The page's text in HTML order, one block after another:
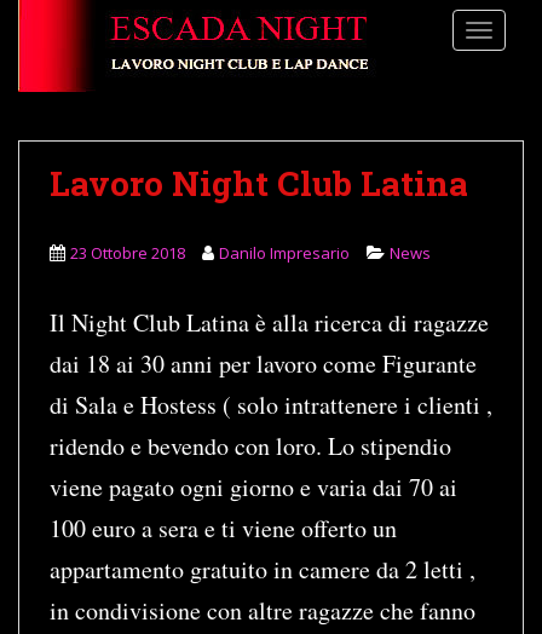
Lavoro Night Club Latina
23 Ottobre 2018 Danilo Impresario News
Il Night Club Latina è alla ricerca di ragazze
dai 18 ai 30 anni per lavoro come Figurante
di Sala e Hostess ( solo intrattenere i clienti ,
ridendo e bevendo con loro. Lo stipendio
viene pagato ogni giorno e varia dai 70 ai
100 euro a sera e ti viene offerto un
appartamento gratuito in camere da 2 letti ,
in condivisione con altre ragazze che fanno